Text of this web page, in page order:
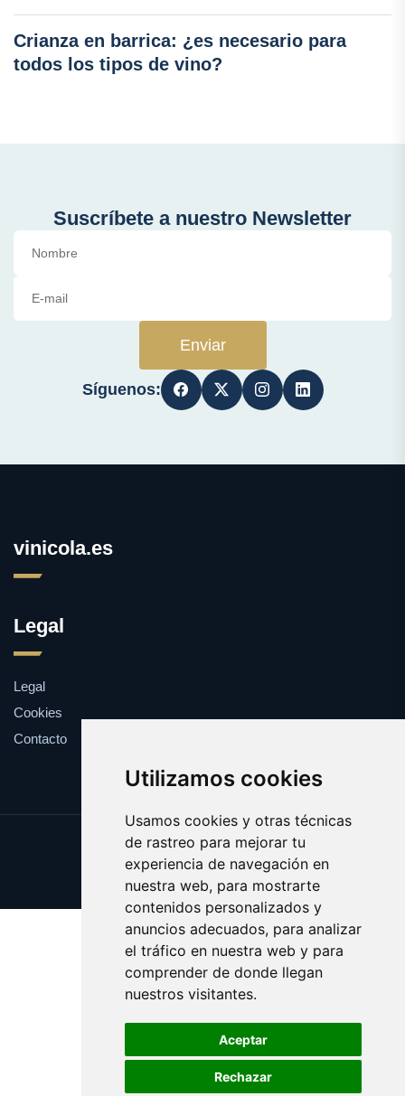
Utilizamos cookies
Usamos cookies y otras técnicas
de rastreo para mejorar tu
experiencia de navegación en
nuestra web, para mostrarte
contenidos personalizados y
anuncios adecuados, para analizar
el tráfico en nuestra web y para
comprender de donde llegan
nuestros visitantes.
Aceptar
Rechazar
Crianza en barrica: ¿es necesario para
todos los tipos de vino?
Suscríbete a nuestro Newsletter
Enviar
Síguenos:
vinicola.es
Legal
Legal
Cookies
Contacto
Update cookies preferences
Copyright © 2025 vinicola.es